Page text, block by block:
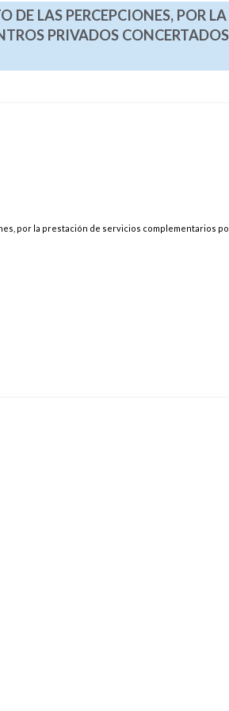
DE LAS PERCEPCIONES, POR LA
PRIVADOS
por la prestación de servicios complementarios